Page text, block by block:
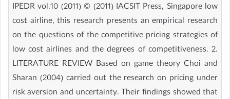
IPEDR vol.10 (2011) © (2011) IACSIT Press, Singapore low
cost airline, this research presents an empirical research
on the questions of the competitive pricing strategies of
low cost airlines and the degrees of competitiveness. 2.
LITERATURE REVIEW Based on game theory Choi and
Sharan (2004) carried out the research on pricing under
risk aversion and uncertainty. Their findings showed that